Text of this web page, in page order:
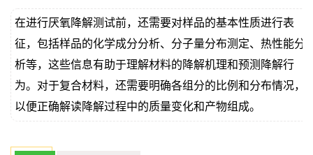
在进行厌氧降解测试前，还需要对样品的基本性质进行表
征，包括样品的化学成分分析、分子量分布测定、热性能分
析等，这些信息有助于理解材料的降解机理和预测降解行
为。对于复合材料，还需要明确各组分的比例和分布情况，
以便正确解读降解过程中的质量变化和产物组成。